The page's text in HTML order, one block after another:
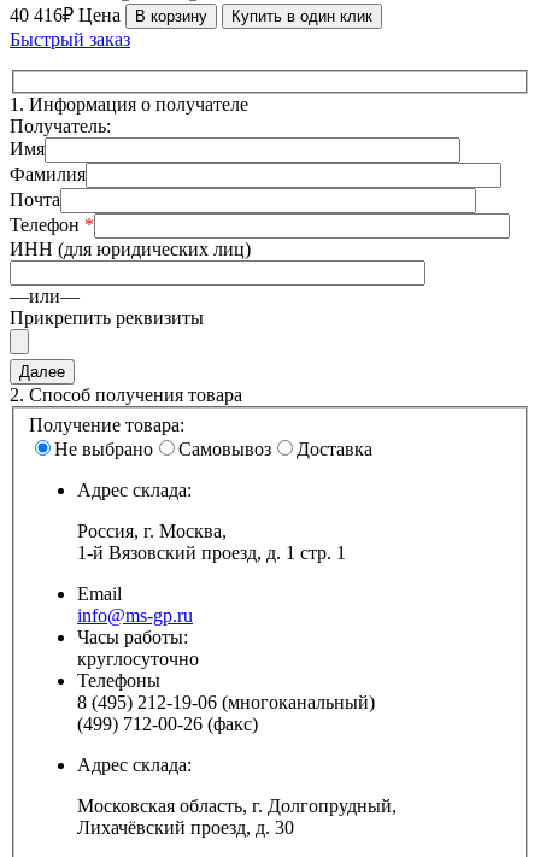
40 416₽ Цена В корзину Купить в один клик
Быстрый заказ
1. Информация о получателе
Получатель:
Имя
Фамилия
Почта
Телефон *
ИНН (для юридических лиц)
—или—
Прикрепить реквизиты
2. Способ получения товара
Получение товара:
Не выбрано
Самовывоз
Доставка
Адрес склада:
Россия, г. Москва,
1-й Вязовский проезд, д. 1 стр. 1
Email
info@ms-gp.ru
Часы работы:
круглосуточно
Телефоны
8 (495) 212-19-06 (многоканальный)
(499) 712-00-26 (факс)
Адрес склада:
Московская область, г. Долгопрудный,
Лихачёвский проезд, д. 30